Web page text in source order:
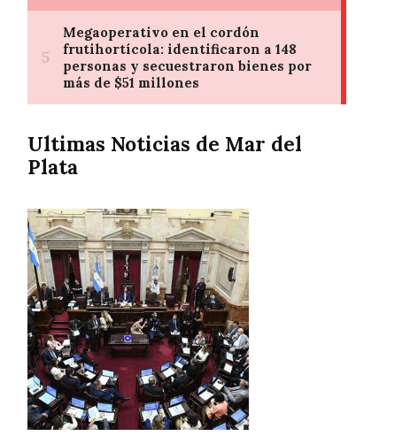
Ultimas Noticias de Mar del
Plata